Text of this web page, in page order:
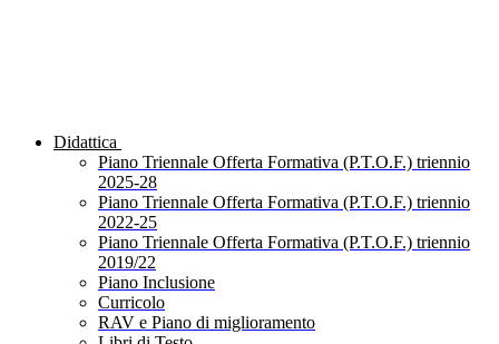
Didattica
Piano Triennale Offerta Formativa (P.T.O.F.) triennio
2025-28
Piano Triennale Offerta Formativa (P.T.O.F.) triennio
2022-25
Piano Triennale Offerta Formativa (P.T.O.F.) triennio
2019/22
Piano Inclusione
Curricolo
RAV e Piano di miglioramento